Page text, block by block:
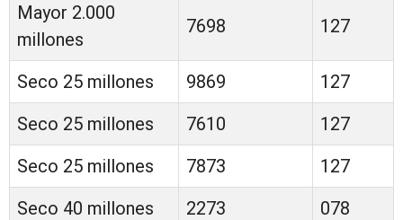
Mayor 2.000
millones
7698 127
Seco 25 millones 9869
127
Seco 25 millones
7610
127
Seco 25 millones
7873
127
Seco 40 millones
2273
078